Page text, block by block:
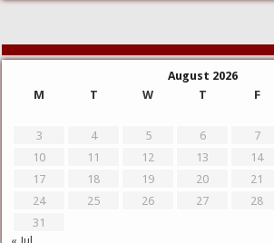
August 2026
M
T W T F
3
4 5 6 7
10
11 12 13 14
17
18 19 20 21
24
25 26 27 28
31